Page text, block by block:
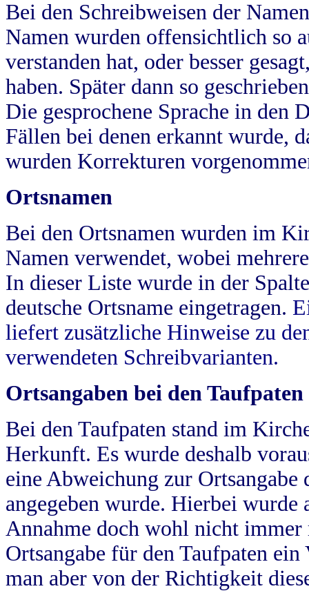
Bei den Schreibweisen der
Namen wurden offensichtlich so
verstanden hat, oder besser
haben. Später dann so
Die gesprochene Sprache in
Fällen bei denen erkannt wurde,
wurden Korrekturen
Ortsnamen
Bei den Ortsnamen wurden im
Namen verwendet, wobei
In dieser Liste wurde in der
deutsche Ortsname eingetragen.
liefert zusätzliche Hinweise zu
verwendeten Schreibvarianten.
Ortsangaben bei den Taufpaten
Bei den Taufpaten stand im
Herkunft. Es wurde deshalb
eine Abweichung zur
angegeben wurde. Hierbei wurde
Annahme doch wohl nicht
Ortsangabe für den Taufpaten
man aber von der Richtigkeit